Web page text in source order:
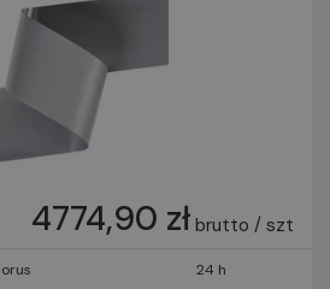
4774,90 zł brutto / szt
24 h